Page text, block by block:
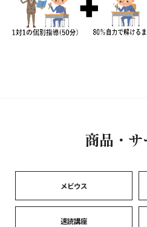
商品・サ
メビウス
速読講座